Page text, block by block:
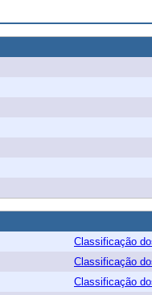
Classificação
Classificação
Classificação